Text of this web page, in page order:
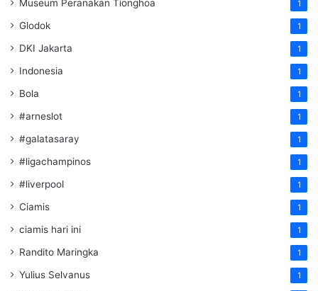
Museum Peranakan Tionghoa 1
Glodok 1
DKI Jakarta 1
Indonesia 1
Bola 1
#arneslot 1
#galatasaray 1
#ligachampinos 1
#liverpool 1
Ciamis 1
ciamis hari ini 1
Randito Maringka 1
Yulius Selvanus 1